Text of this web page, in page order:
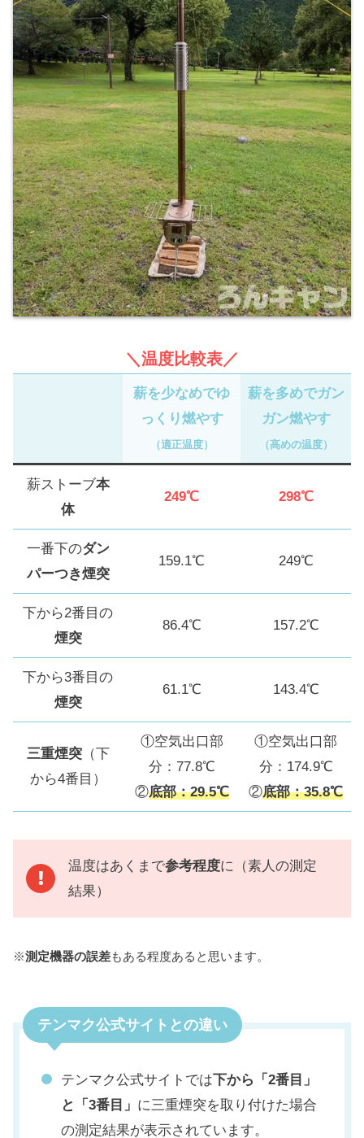
メリット
レイアウトの自由度が高い（デッドスペー
スが少ない）
コットを置きやすい（デュオキャンにも対
応できる）
（幕内を移動するときにジャマ
煙突の熱を有効利用しにくい…（幕内に
ある煙突が短いので）
薪ストーブの横窓を見にくい…
調整する必要あり）
外から見たときの見た目がイマイチ…
（バランスが悪くていびつ）
＼温度比較表／
薪を少なめでゆ
っくり燃やす
（適正温度）
薪を多めでガン
ガン燃やす
（高めの温度）
薪ストーブ本
体
249℃ 298℃
一番下のダン
パーつき煙突
159.1℃ 249℃
下から2番目の
煙突
86.4℃ 157.2℃
下から3番目の
煙突
61.1℃ 143.4℃
三重煙突（下
から4番目）
①空気出口部
分：77.8℃
②底部：29.5℃
①空気出口部
分：174.9℃
②底部：35.8℃
温度はあくまで参考程度に（素人の測定
結果）
※測定機器の誤差もある程度あると思います。
テンマク公式サイトとの違い
テンマク公式サイトでは下から「2番目」
と「3番目」 に三重煙突を取り付けた場合
の測定結果が表示されています。